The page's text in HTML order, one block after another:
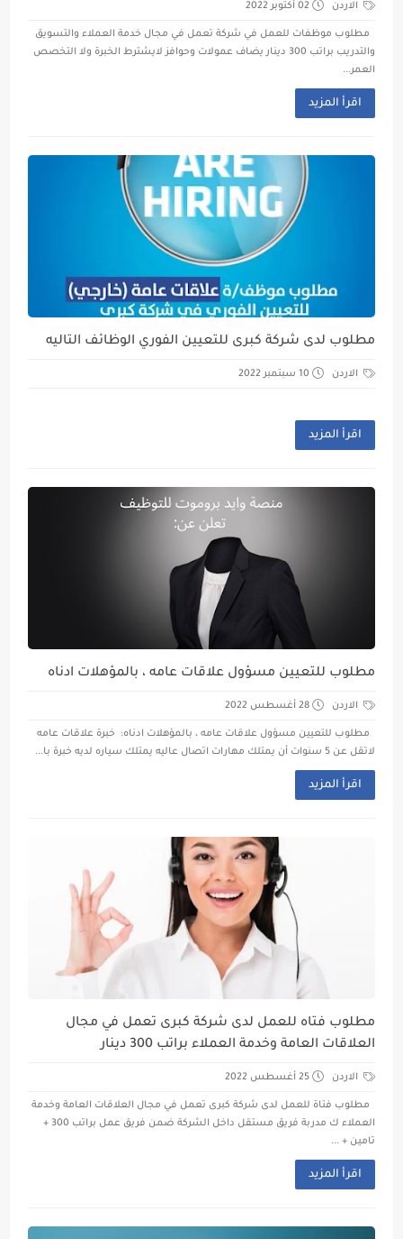
الاردن 02 أكتوبر 2022
مطلوب موظفات للعمل في شركة تعمل في مجال خدمة العملاء والتسويق
والتدريب براتب 300 دينار يضاف عمولات وحوافز لايشترط الخبرة ولا التخصص
العمر...
اقرأ المزيد
مطلوب لدى شركة كبرى للتعيين الفوري الوظائف التاليه
الاردن 10 سبتمبر 2022
اقرأ المزيد
مطلوب للتعيين مسؤول علاقات عامه ، بالمؤهلات ادناه
الاردن 28 أغسطس 2022
مطلوب للتعيين مسؤول علاقات عامه ، بالمؤهلات ادناه: خبرة علاقات عامه
لاتقل عن 5 سنوات أن يمتلك مهارات اتصال عاليه يمتلك سياره لديه خبرة با...
اقرأ المزيد
مطلوب فتاه للعمل لدى شركة كبرى تعمل في مجال
العلاقات العامة وخدمة العملاء براتب 300 دينار
الاردن 25 أغسطس 2022
مطلوب فتاة للعمل لدى شركة كبرى تعمل في مجال العلاقات العامة وخدمة
العملاء ك مدربة فريق مستقل داخل الشركة ضمن فريق عمل براتب 300 +
تامين + ...
اقرأ المزيد